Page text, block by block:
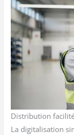
Distribution
La digitalisation